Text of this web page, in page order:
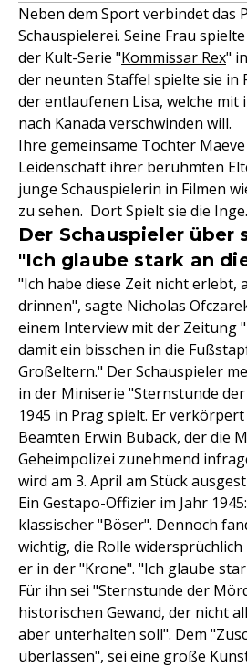
Neben dem Sport verbindet das
Schauspielerei. Seine Frau
der Kult-Serie "Kommissar Rex"
der neunten Staffel spielte sie in
der entlaufenen Lisa, welche mit
nach Kanada verschwinden will.
Ihre gemeinsame Tochter
Leidenschaft ihrer berühmten
junge Schauspielerin in Filmen
zu sehen. Dort Spielt sie die Inge.
Der Schauspieler über
"Ich glaube stark an
"Ich habe diese Zeit nicht erlebt,
drinnen", sagte Nicholas
einem Interview mit der Zeitung
damit ein bisschen in die
Großeltern." Der Schauspieler
in der Miniserie "Sternstunde
1945 in Prag spielt. Er
Beamten Erwin Buback, der die
Geheimpolizei zunehmend
wird am 3. April am Stück
Ein Gestapo-Offizier im Jahr
klassischer "Böser". Dennoch
wichtig, die Rolle
er in der "Krone". "Ich glaube
Für ihn sei "Sternstunde der
historischen Gewand, der nicht
aber unterhalten soll". Dem
überlassen", sei eine große